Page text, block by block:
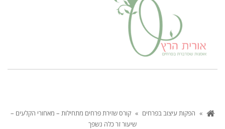
» הפקות עיצוב בפרחים » קורס שזירת פרחים מתחילות – מאחורי הקלעים –
שיעור זר כלה נשפך